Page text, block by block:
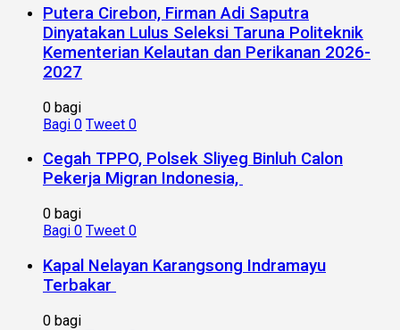
Putera Cirebon, Firman Adi Saputra
Dinyatakan Lulus Seleksi Taruna Politeknik
Kementerian Kelautan dan Perikanan 2026-
2027
0 bagi
Bagi 0 Tweet 0
Cegah TPPO, Polsek Sliyeg Binluh Calon
Pekerja Migran Indonesia,
0 bagi
Bagi 0 Tweet 0
Kapal Nelayan Karangsong Indramayu
Terbakar
0 bagi